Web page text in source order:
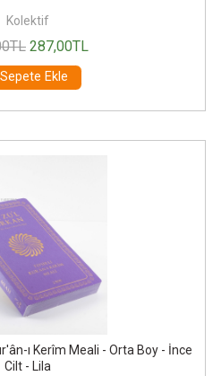
Kolektif
TL 287,00TL
Sepete Ekle
ı Kerîm Meali - Orta Boy - İnce
Cilt - Lila